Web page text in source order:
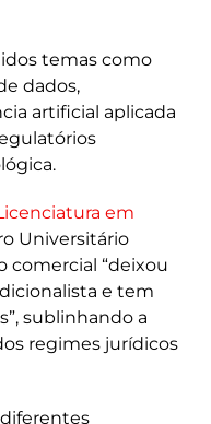
temas como
dados,
artificial aplicada
em
Universitário
comercial “deixou
e tem
sublinhando a
regimes jurídicos